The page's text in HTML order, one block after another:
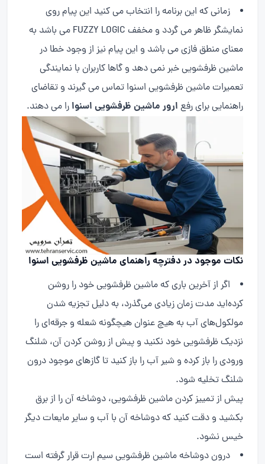
زمانی که این برنامه را انتخاب می کنید این پیام روی
نمایشگر ظاهر می گردد و مخفف FUZZY LOGIC می باشد به
معنای منطق فازی می باشد و این پیام نیز از وجود خطا در
ماشین ظرفشویی خبر نمی دهد و گاها کاربران با نمایندگی
تعمیرات ماشین ظرفشویی اسنوا تماس می گیرند و تقاضای
راهنمایی برای رفع ارور ماشین ظرفشویی اسنوا را می دهند.
نکات موجود در دفترچه راهنمای ماشین ظرفشویی اسنوا
اگر از آخرین باری که ماشین ظرفشویی خود را روشن
کرده‌اید مدت زمان زیادی می‌گذرد، به دلیل تجزیه شدن
مولکول‌های آب به هیچ عنوان هیچگونه شعله و جرقه‌ای را
نزدیک ظرفشویی خود نکنید و پیش از روشن کردن آن، شلنگ
ورودی را باز کرده و شیر آب را باز کنید تا گازهای موجود درون
شلنگ تخلیه شود.
پیش از تمییز کردن ماشین ظرفشویی، دوشاخه آن را از برق
بکشید و دقت کنید که دوشاخه آن با آب و سایر مایعات دیگر
خیس نشود.
درون دوشاخه ماشین ظرفشویی سیم ارت قرار گرفته است